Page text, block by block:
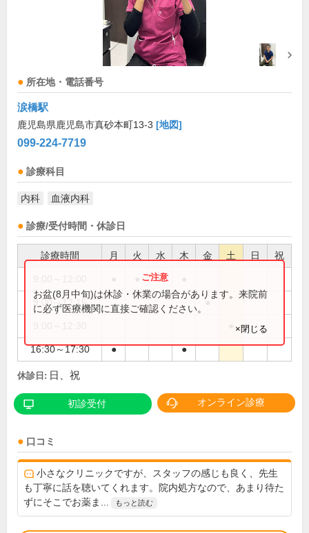
所在地・電話番号
涙橋駅
鹿児島県鹿児島市真砂本町13-3 [地図]
099-224-7719
診療科目
内科 血液内科
診療/受付時間・休診日
診療時間 月 火 水 木 金 土 日 祝
●
9:00～12:15 ●
16:30～17:30 ● ●
お盆(8月中旬)は休診・休業の場合があります。来院前
に必ず医療機関に直接ご確認ください。
×閉じる
休診日: 日、祝
初診受付 オンライン診療
口コミ
小さなクリニックですが、スタッフの感じも良く、先生
も丁寧に話を聴いてくれます。院内処方なので、あまり待た
ずにそこでお薬ま...
もっと読む